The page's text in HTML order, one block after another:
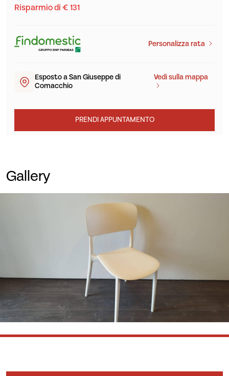
Risparmio di € 131
Personalizza rata
Esposto a San Giuseppe di
Comacchio
Vedi sulla mappa
PRENDI APPUNTAMENTO
Gallery